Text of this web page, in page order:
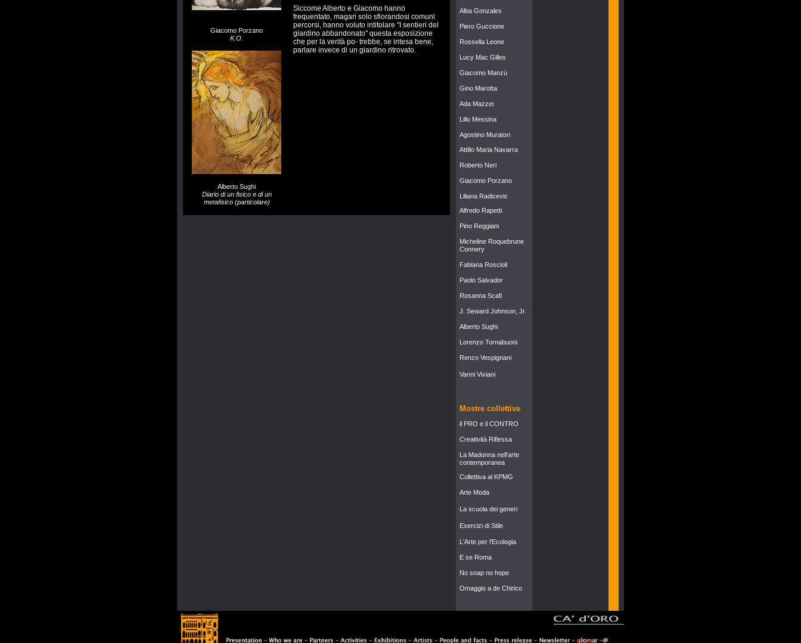
Giacomo Porzano
K.O.
Alberto Sughi
Diario di un fisico e di un
metafisico (particolare)
Siccome Alberto e Giacomo hanno
frequentato, magari solo sfiorandosi comuni
percorsi, hanno voluto intitolare " I sentieri del
giardino abbandonato" questa esposizione
che per la verità po- trebbe, se intesa bene,
parlare invece di un giardino ritrovato.
Alba Gonzales
Piero Guccione
Rossella Leone
Lucy Mac Gilles
Giacomo Manzù
Gino Marotta
Ada Mazzei
Lillo Messina
Agostino Muratori
Attilio Maria Navarra
Roberto Neri
Giacomo Porzano
Liliana Radicevic
Alfredo Rapetti
Pino Reggiani
Micheline Roquebrune
Connery
Fabiana Roscioli
Paolo Salvador
Rosanna Scafi
J. Seward Johnson, Jr.
Alberto Sughi
Lorenzo Tornabuoni
Renzo Vespignani
Vanni Viviani
Mostre collettive
il PRO e il CONTRO
Creatività Riflessa
La Madonna nell'arte
contemporanea
Collettiva al KPMG
Arte Moda
La scuola dei generi
Esercizi di Stile
L'Arte per l'Ecologia
E se Roma
No soap no hope
Omaggio a de Chirico